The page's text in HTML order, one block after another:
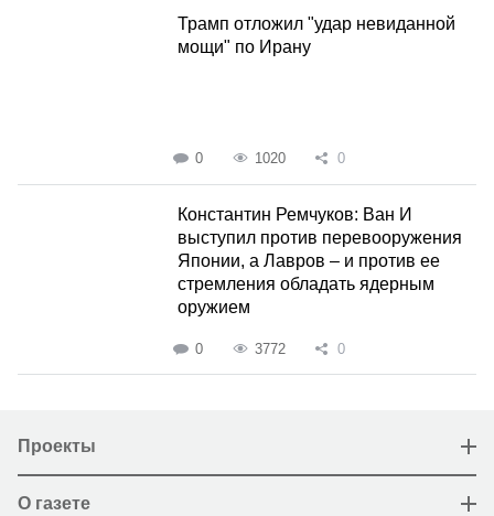
Трамп отложил "удар невиданной
мощи" по Ирану
0 1020 0
Константин Ремчуков: Ван И
выступил против перевооружения
Японии, а Лавров – и против ее
стремления обладать ядерным
оружием
0 3772 0
Проекты
О газете